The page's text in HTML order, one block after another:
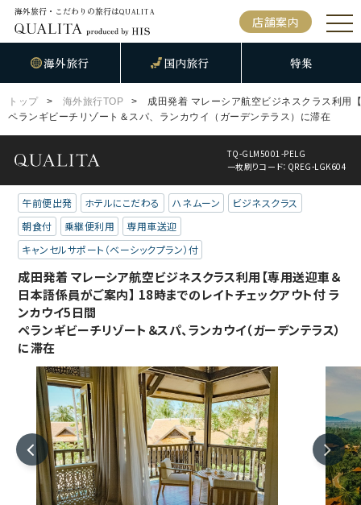
海外旅行・こだわりの旅行はQUALITA
店舗案内
海外旅行 国内旅行 特集
トップ 海外旅行TOP
成田発着 マレーシア航空ビジネスクラス利用
ペランギビーチリゾート＆スパ、ランカウイ（ガーデンテラス）に滞在
TQ-GLM5001-PELG
一枚刷りコード：QREG-LGK604
午前便出発 ホテルにこだわる ハネムーン
ビジネスクラス
朝食付
乗継便利用
専用車送迎
キャンセルサポート（ベーシックプラン）付
成田発着 マレーシア航空ビジネスクラス利用【専用送迎車＆
日本語係員がご案内】 18時までのレイトチェックアウト付 ラ
ンカウイ5日間
ペランギビーチリゾート＆スパ、ランカウイ（ガーデンテラス）
に滞在